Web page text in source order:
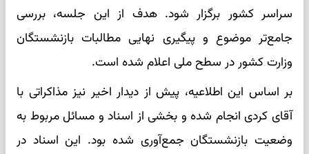
سراسر کشور برگزار شود. هدف از این جلسه، بررسی
جامع‌تر موضوع و پیگیری نهایی مطالبات بازنشستگان
وزارت کشور در سطح ملی اعلام شده است.
بر اساس این اطلاعیه، پیش از دیدار اخیر نیز مذاکراتی با
آقای کردی انجام شده و بخشی از اسناد و مسائل مربوط به
وضعیت بازنشستگان جمع‌آوری شده بود. این اسناد در